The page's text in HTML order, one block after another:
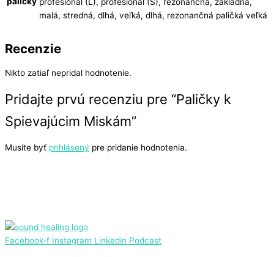
malá, stredná, dlhá, veľká, dlhá, rezonančná paličká veľká
Recenzie
Nikto zatiaľ nepridal hodnotenie.
Pridajte prvú recenziu pre “Paličky k
Spievajúcim Miskám”
Musíte byť prihlásený pre pridanie hodnotenia.
Facebook-f Instagram Linkedin Podcast